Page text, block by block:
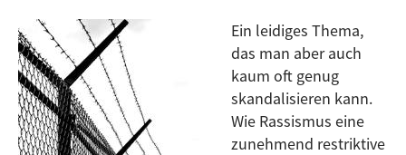
Ein leidiges Thema,
das man aber auch
kaum oft genug
skandalisieren kann.
Wie Rassismus eine
zunehmend restriktive